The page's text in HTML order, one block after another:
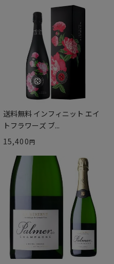
送料無料 インフィニット エイ
トフラワーズ ブ...
15,400